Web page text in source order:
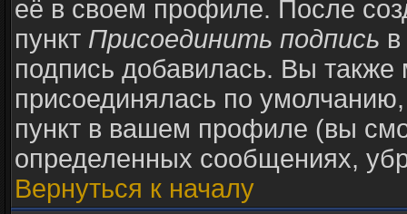
её в своем профиле. После
пункт Присоединить подпись
подпись добавилась. Вы
присоединялась по
пункт в вашем профиле (вы
определенных сообщениях,
Вернуться к началу